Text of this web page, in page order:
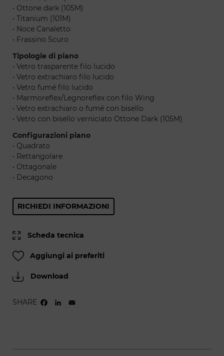
• Ottone dark (105M)
• Titanium (101M)
• Noce Canaletto
• Frassino Scuro
Tipologie di piano
• Vetro trasparente filo lucido
• Vetro extrachiaro filo lucido
• Vetro fumé filo lucido
• Marmoreflex/Legnoreflex con filo Wing
• Vetro extrachiaro o fumé con bisello
• Vetro con bisello verniciato Ottone Dark (105M)
Configurazioni piano
• Quadrato
• Rettangolare
• Ottagonale
• Decagono
RICHIEDI INFORMAZIONI
Scheda tecnica
Aggiungi ai preferiti
Download
SHARE FACEBOOK
LINKEDIN